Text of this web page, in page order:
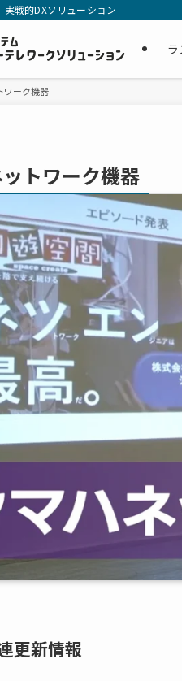
戦的DXソリューション
ワーク機器
トワーク機器
更新情報